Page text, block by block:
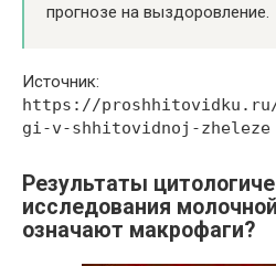
прогнозе на выздоровление.
Источник:
https://proshhitovidku.ru/
gi-v-shhitovidnoj-zheleze
Результаты
исследования
означают макрофаги?